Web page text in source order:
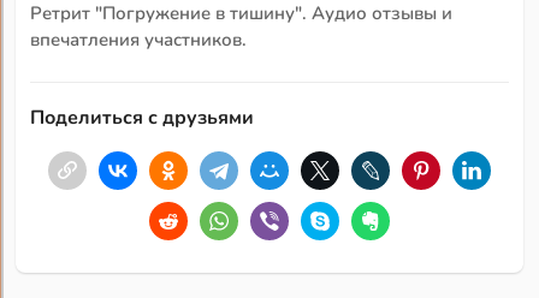
Ретрит "Погружение в тишину". Аудио отзывы и
впечатления участников.
Поделиться с друзьями